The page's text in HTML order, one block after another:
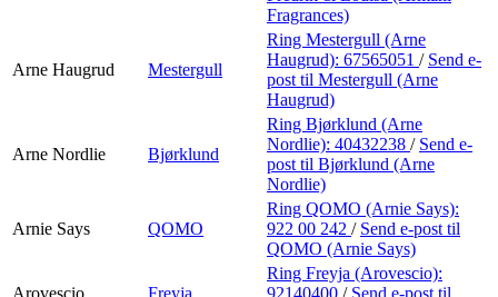
Fragrances)
Arne Haugrud Mestergull
Ring Mestergull (Arne
Haugrud): 67565051 / Send e-
post til Mestergull (Arne
Haugrud)
Arne Nordlie Bjørklund
Ring Bjørklund (Arne
Nordlie): 40432238 / Send e-
post til Bjørklund (Arne
Nordlie)
Arnie Says QOMO
Ring QOMO (Arnie Says):
922 00 242 / Send e-post til
QOMO (Arnie Says)
Arovescio Freyja
Ring Freyja (Arovescio):
92140400 / Send e-post til